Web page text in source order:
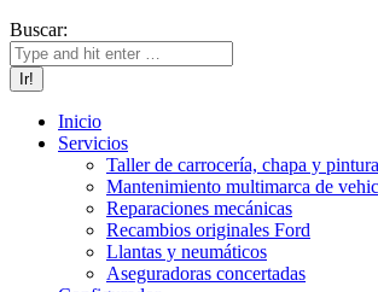
Buscar:
Inicio
Servicios
Taller de carrocería, chapa y pintura
Mantenimiento multimarca de
Reparaciones mecánicas
Recambios originales Ford
Llantas y neumáticos
Aseguradoras concertadas